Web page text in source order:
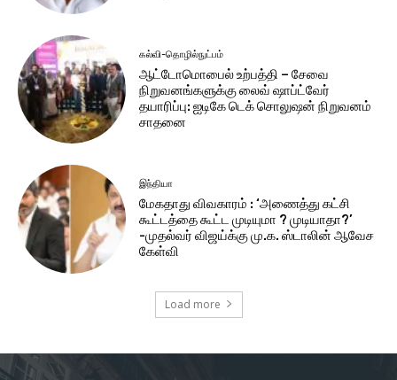
கல்வி-தொழில்நுட்பம்
ஆட்டோமொபைல் உற்பத்தி – சேவை
நிறுவனங்களுக்கு லைவ் ஷாப்ட்வேர்
தயாரிப்பு: ஐடிகே டெக் சொலுஷன் நிறுவனம்
சாதனை
இந்தியா
மேகதாது விவகாரம் : ‘அணைத்து கட்சி
கூட்டத்தை கூட்ட முடியுமா ? முடியாதா?’
-முதல்வர் விஜய்க்கு மு.க. ஸ்டாலின் ஆவேச
கேள்வி
Load more